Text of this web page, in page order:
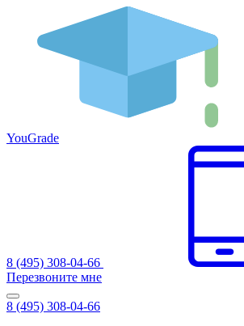
YouGrade
8 (495) 308-04-66
Перезвоните мне
8 (495) 308-04-66